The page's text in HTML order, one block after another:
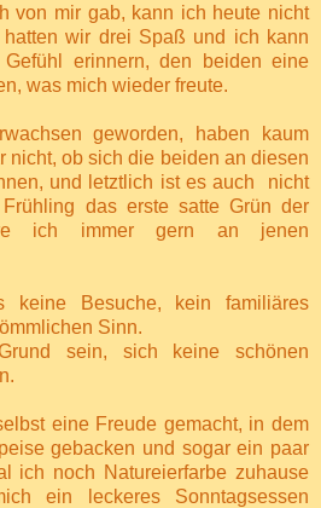
von mir gab, kann ich heute nicht
wir drei Spaß und ich kann
erinnern, den beiden eine
was mich wieder freute.
geworden, haben kaum
nicht, ob sich die beiden an diesen
und letztlich ist es auch nicht
das erste satte Grün der
ich immer gern an jenen
keine Besuche, kein familiäres
Sinn.
sein, sich keine schönen
eine Freude gemacht, in dem
gebacken und sogar ein paar
ich noch Natureierfarbe zuhause
ein leckeres Sonntagsessen